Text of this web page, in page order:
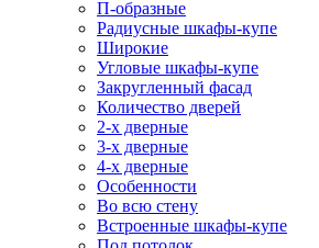
П-образные
Радиусные шкафы-купе
Широкие
Угловые шкафы-купе
Закругленный фасад
Количество дверей
2-х дверные
3-х дверные
4-х дверные
Особенности
Во всю стену
Встроенные шкафы-купе